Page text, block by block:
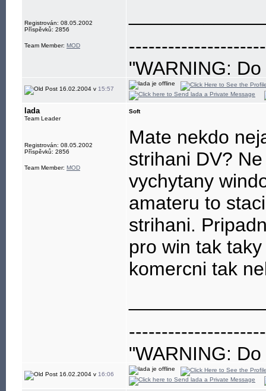
Registrován: 08.05.2002
Příspěvků: 2856
Team Member: MOD
"WARNING:
eye"
16.02.2004 v 15:57
lada
Team Leader
Registrován: 08.05.2002
Příspěvků: 2856
Team Member: MOD
Soft
Mate nekdo
strihani DV?
vychytany
amateru to
strihani.
pro win tak
komercni tak
"WARNING:
eye"
16.02.2004 v 16:06